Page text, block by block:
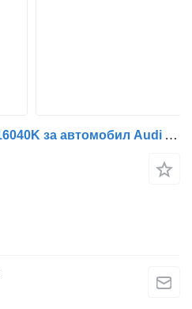
Амортисьор Audi 4N4616040K за автомобил Audi A8 S8